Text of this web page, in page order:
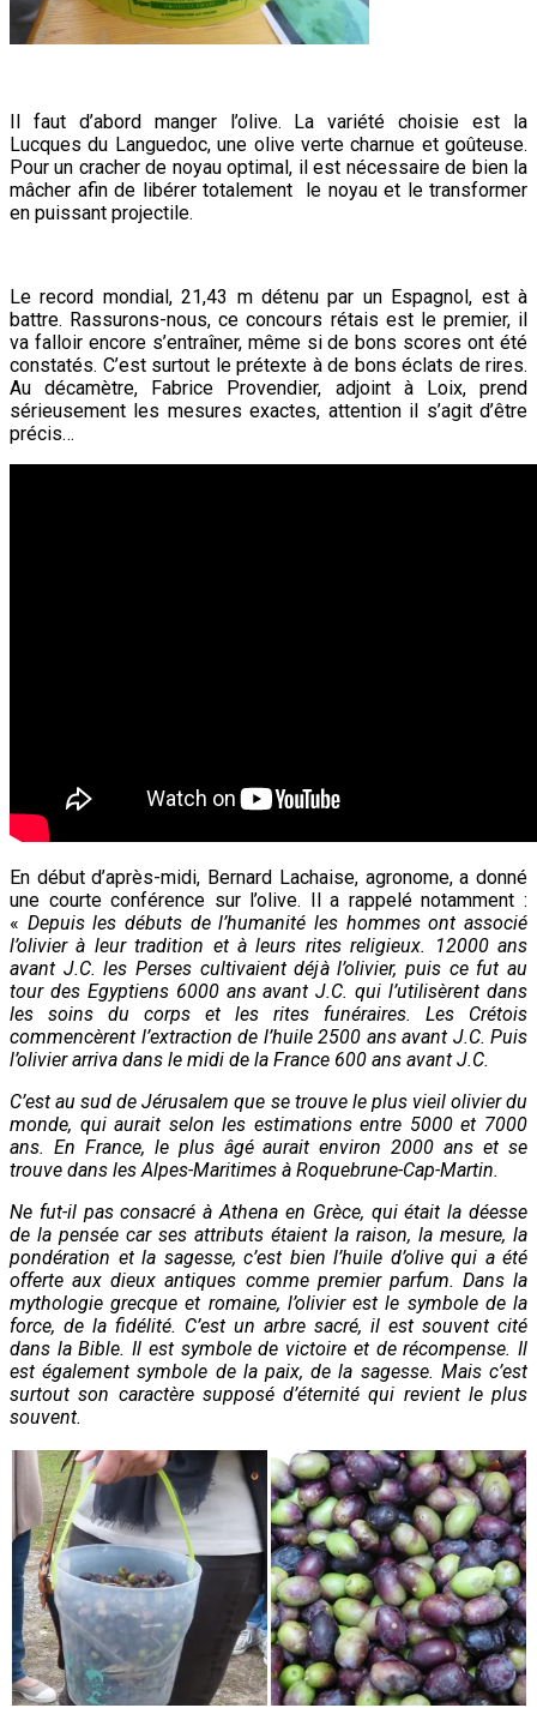
Il faut d’abord manger l’olive. La variété choisie est la
Lucques du Languedoc, une olive verte charnue et goûteuse.
Pour un cracher de noyau optimal, il est nécessaire de bien la
mâcher afin de libérer totalement le noyau et le transformer
en puissant projectile.
Le record mondial, 21,43 m détenu par un Espagnol, est à
battre. Rassurons-nous, ce concours rétais est le premier, il
va falloir encore s’entraîner, même si de bons scores ont été
constatés. C’est surtout le prétexte à de bons éclats de rires.
Au décamètre, Fabrice Provendier, adjoint à Loix, prend
sérieusement les mesures exactes, attention il s’agit d’être
précis…
En début d’après-midi, Bernard Lachaise, agronome, a donné
une courte conférence sur l’olive. Il a rappelé notamment :
« Depuis les débuts de l’humanité les hommes ont associé
l’olivier à leur tradition et à leurs rites religieux. 12000 ans
avant J.C. les Perses cultivaient déjà l’olivier, puis ce fut au
tour des Egyptiens 6000 ans avant J.C. qui l’utilisèrent dans
les soins du corps et les rites funéraires. Les Crétois
commencèrent l’extraction de l’huile 2500 ans avant J.C. Puis
l’olivier arriva dans le midi de la France 600 ans avant J.C.
C’est au sud de Jérusalem que se trouve le plus vieil olivier du
monde, qui aurait selon les estimations entre 5000 et 7000
ans. En France, le plus âgé aurait environ 2000 ans et se
trouve dans les Alpes-Maritimes à Roquebrune-Cap-Martin.
Ne fut-il pas consacré à Athena en Grèce, qui était la déesse
de la pensée car ses attributs étaient la raison, la mesure, la
pondération et la sagesse, c’est bien l’huile d’olive qui a été
offerte aux dieux antiques comme premier parfum. Dans la
mythologie grecque et romaine, l’olivier est le symbole de la
force, de la fidélité. C’est un arbre sacré, il est souvent cité
dans la Bible. Il est symbole de victoire et de récompense. Il
est également symbole de la paix, de la sagesse. Mais c’est
surtout son caractère supposé d’éternité qui revient le plus
souvent.